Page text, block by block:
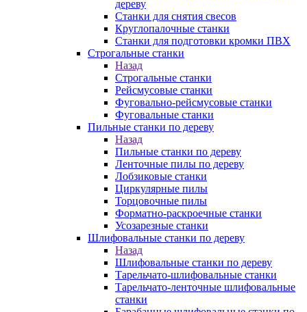
дереву
Станки для снятия свесов
Круглопалочные станки
Станки для подготовки кромки ПВХ
Строгальные станки
Назад
Строгальные станки
Рейсмусовые станки
Фуговально-рейсмусовые станки
Фуговальные станки
Пильные станки по дереву
Назад
Пильные станки по дереву
Ленточные пилы по дереву
Лобзиковые станки
Циркулярные пилы
Торцовочные пилы
Форматно-раскроечные станки
Усозарезные станки
Шлифовальные станки по дереву
Назад
Шлифовальные станки по дереву
Тарельчато-шлифовальные станки
Тарельчато-ленточные шлифовальные
станки